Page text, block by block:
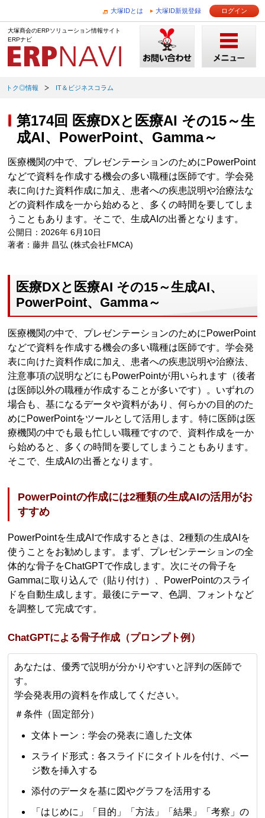
大塚IDとは 大塚ID新規登録 ログイン
大塚商会のERPソリューション情報サイト
ERPナビ
トク◎情報 IT＆ビジネスコラム
第174回 医療DXと医療AI その15～生
成AI、PowerPoint、Gamma～
医療機関の中で、プレゼンテーションのためにPowerPoint
などで資料を作成する機会の多い職種は医師です。学会発
表に向けた資料作成に加え、患者への疾患説明や治療法な
どの資料作成を一から始めると、多くの時間を要してしま
うこともあります。そこで、生成AIの出番となります。
公開日：2026年 6月10日
著者：藤井 昌弘 (株式会社FMCA)
医療DXと医療AI その15～生成AI、
PowerPoint、Gamma～
医療機関の中で、プレゼンテーションのためにPowerPoint
などで資料を作成する機会の多い職種は医師です。学会発
表に向けた資料作成に加え、患者への疾患説明や治療法、
注意事項の説明などにもPowerPointが用いられます（後者
は医師以外の職種が作成することが多いです）。いずれの
場合も、基になるデータや資料があり、何らかの目的のた
めにPowerPointをツールとして活用します。特に医師は医
療機関の中でも最も忙しい職種ですので、資料作成を一か
ら始めると、多くの時間を要してしまうこともあります。
そこで、生成AIの出番となります。
PowerPointの作成には2種類の生成AIの活用がお
すすめ
PowerPointを生成AIで作成するときは、2種類の生成AIを
使うことをお勧めします。まず、プレゼンテーションの全
体的な骨子をChatGPTで作成します。次にその骨子を
Gammaに取り込んで（貼り付け）、PowerPointのスライ
ドを自動生成します。最後にテーマ、色調、フォントなど
を調整して完成です。
ChatGPTによる骨子作成（プロンプト例）
あなたは、優秀で説明が分かりやすいと評判の医師で
す。
学会発表用の資料を作成してください。
＃条件（固定部分）
文体トーン：学会の発表に適した文体
スライド形式：各スライドにタイトルを付け、ペー
ジ数を挿入する
添付のデータを基に図やグラフを活用する
「はじめに」「目的」「方法」「結果」「考察」の